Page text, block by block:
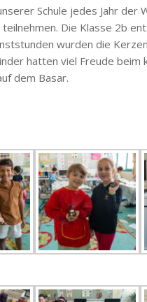
Schule jedes Jahr der
Die Klasse 2b
wurden die
hatten viel Freude
dem Basar.